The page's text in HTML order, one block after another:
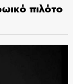
πιλότο